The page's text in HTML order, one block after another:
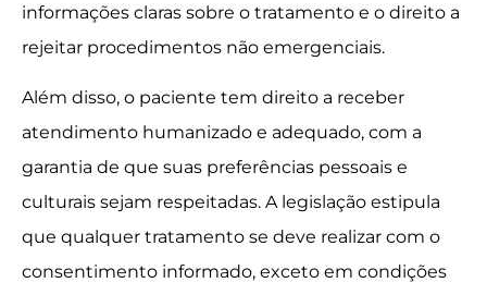
informações claras sobre o tratamento e o direito a
rejeitar procedimentos não emergenciais.
Além disso, o paciente tem direito a receber
atendimento humanizado e adequado, com a
garantia de que suas preferências pessoais e
culturais sejam respeitadas. A legislação estipula
que qualquer tratamento se deve realizar com o
consentimento informado, exceto em condições